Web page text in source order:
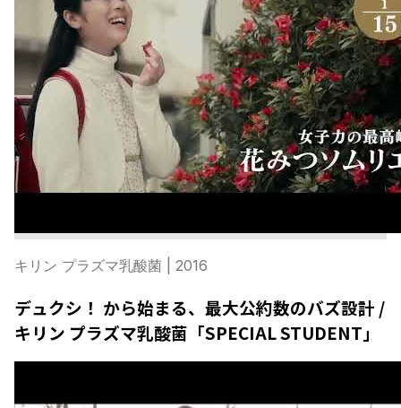
キリン プラズマ乳酸菌 | 2016
デュクシ！ から始まる、最大公約数のバズ設計 /
キリン プラズマ乳酸菌「SPECIAL STUDENT」